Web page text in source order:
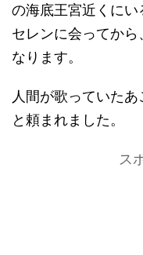
の海底王宮近くに
セレンに会ってか
なります。
人間が歌っていた
と頼まれました。
ス